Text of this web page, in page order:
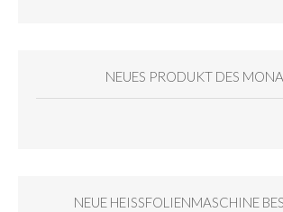
NEUES PRODUKT DES
NEUE HEISSFOLIENMASCHINE